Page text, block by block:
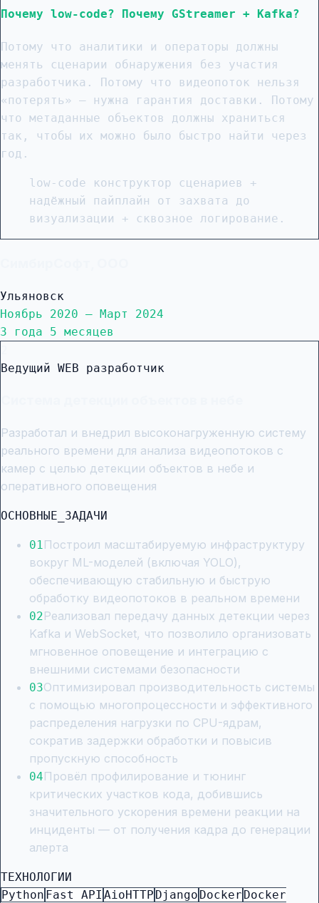
Почему low-code? Почему GStreamer + Kafka?
Потому что аналитики и операторы должны
менять сценарии обнаружения без участия
разработчика. Потому что видеопоток нельзя
«потерять» — нужна гарантия доставки. Потому
что метаданные объектов должны храниться
так, чтобы их можно было быстро найти через
год.
low-code конструктор сценариев +
надёжный пайплайн от захвата до
визуализации + сквозное логирование.
Ульяновск
Ноябрь 2020 — Март 2024
3 года 5 месяцев
Ведущий WEB разработчик
Разработал и внедрил высоконагруженную систему
реального времени для анализа видеопотоков с
камер с целью детекции объектов в небе и
оперативного оповещения
ОСНОВНЫЕ_ЗАДАЧИ
01Построил масштабируемую инфраструктуру
вокруг ML-моделей (включая YOLO),
обеспечивающую стабильную и быструю
обработку видеопотоков в реальном времени
02Реализовал передачу данных детекции через
Kafka и WebSocket, что позволило организовать
мгновенное оповещение и интеграцию с
внешними системами безопасности
03Оптимизировал производительность системы
с помощью многопроцессности и эффективного
распределения нагрузки по CPU-ядрам,
сократив задержки обработки и повысив
пропускную способность
04Провёл профилирование и тюнинг
критических участков кода, добившись
значительного ускорения времени реакции на
инциденты — от получения кадра до генерации
алерта
ТЕХНОЛОГИИ
Python Fast API AioHTTP Django Docker Docker